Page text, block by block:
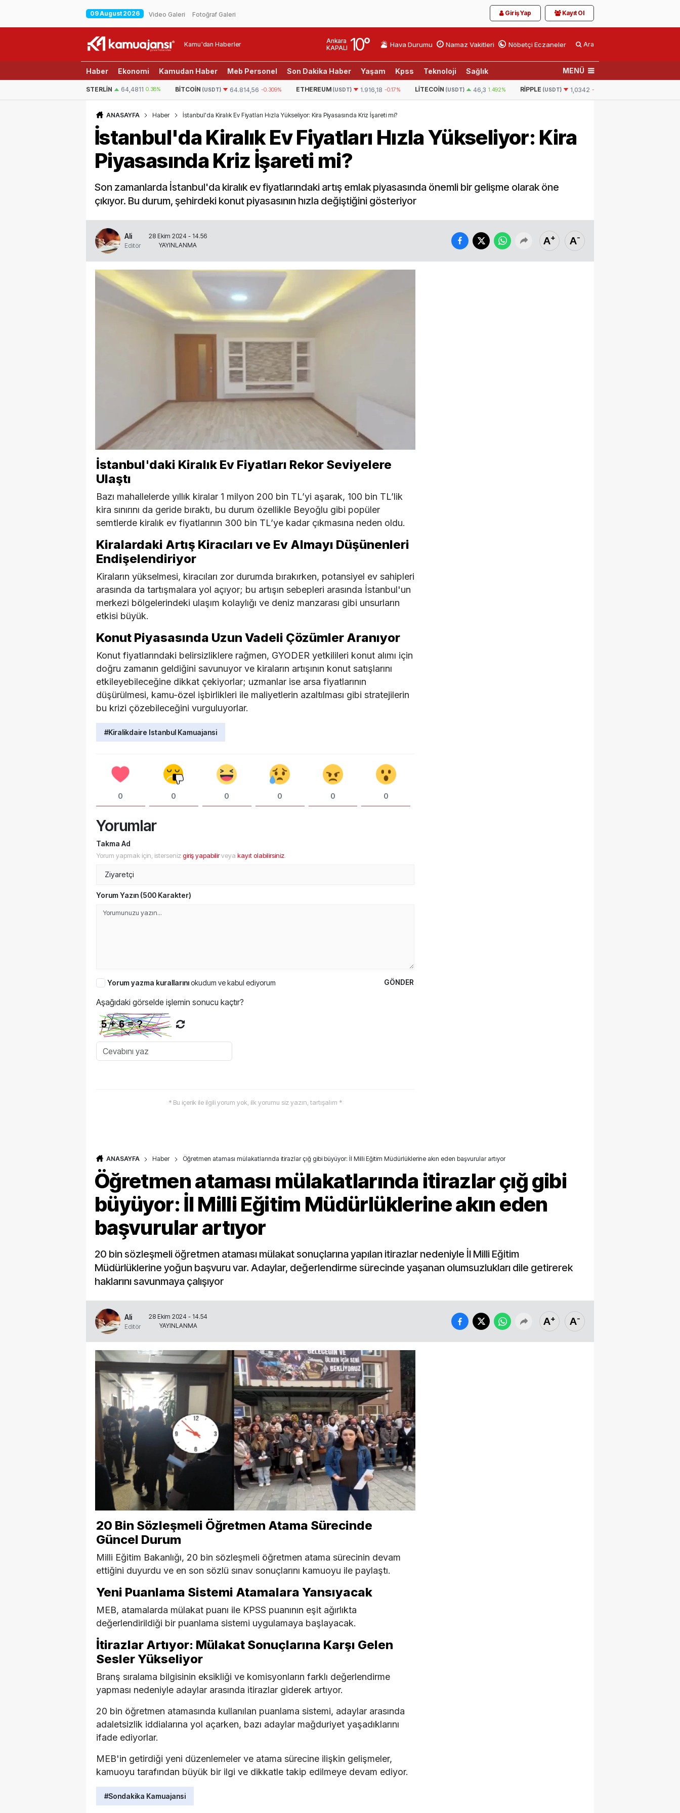
09 August 2026 Video Galeri Fotoğraf Galeri Giriş Yap Kayıt Ol
Kamu'dan Haberler
Ankara
KAPALI 10° Hava Durumu Namaz Vakitleri Nöbetçi Eczaneler Ara
Haber Ekonomi Kamudan Haber Meb Personel Son Dakika Haber Yaşam Kpss Teknoloji Sağlık MENÜ
BITCOIN (USDT) 64.814,56 -0.309% ETHEREUM(USDT) 1.916,18 -0.17% LITECOIN(USDT) 46,3 1.492% RIPPLE(USDT) 1,0342 -0.174% BNB(USDT) 601,5
ANASAYFA Haber İstanbul'da Kiralık Ev Fiyatları Hızla Yükseliyor: Kira Piyasasında Kriz İşareti mi?
İstanbul'da Kiralık Ev Fiyatları Hızla Yükseliyor: Kira
Piyasasında Kriz İşareti mi?
Son zamanlarda İstanbul'da kiralık ev fiyatlarındaki artış emlak piyasasında önemli bir gelişme olarak öne
çıkıyor. Bu durum, şehirdeki konut piyasasının hızla değiştiğini gösteriyor
Ali
Editör
28 Ekim 2024 - 14.56
YAYINLANMA
A+ A-
İstanbul'daki Kiralık Ev Fiyatları Rekor Seviyelere
Ulaştı
Bazı mahallelerde yıllık kiralar 1 milyon 200 bin TL’yi aşarak, 100 bin TL’lik
kira sınırını da geride bıraktı, bu durum özellikle Beyoğlu gibi popüler
semtlerde kiralık ev fiyatlarının 300 bin TL’ye kadar çıkmasına neden oldu.
Kiralardaki Artış Kiracıları ve Ev Almayı Düşünenleri
Endişelendiriyor
Kiraların yükselmesi, kiracıları zor durumda bırakırken, potansiyel ev sahipleri
arasında da tartışmalara yol açıyor; bu artışın sebepleri arasında İstanbul'un
merkezi bölgelerindeki ulaşım kolaylığı ve deniz manzarası gibi unsurların
etkisi büyük.
Konut Piyasasında Uzun Vadeli Çözümler Aranıyor
Konut fiyatlarındaki belirsizliklere rağmen, GYODER yetkilileri konut alımı için
doğru zamanın geldiğini savunuyor ve kiraların artışının konut satışlarını
etkileyebileceğine dikkat çekiyorlar; uzmanlar ise arsa fiyatlarının
düşürülmesi, kamu-özel işbirlikleri ile maliyetlerin azaltılması gibi stratejilerin
bu krizi çözebileceğini vurguluyorlar.
#Kiralikdaire Istanbul Kamuajansi
0 0 0 0 0 0
Yorumlar
Takma Ad
Yorum yapmak için, istersenizgiriş yapabilirveya kayıt olabilirsiniz.
Yorum Yazın (500 Karakter)
GÖNDER
Yorum yazma kurallarınıokudum ve kabul ediyorum
Aşağıdaki görselde işlemin sonucu kaçtır?
* Bu içerik ile ilgili yorum yok, ilk yorumu siz yazın, tartışalım *
ANASAYFA Haber Öğretmen ataması mülakatlarında itirazlar çığ gibi büyüyor: İl Milli Eğitim Müdürlüklerine akın eden başvurular artıyor
Öğretmen ataması mülakatlarında itirazlar çığ gibi
büyüyor: İl Milli Eğitim Müdürlüklerine akın eden
başvurular artıyor
20 bin sözleşmeli öğretmen ataması mülakat sonuçlarına yapılan itirazlar nedeniyle İl Milli Eğitim
Müdürlüklerine yoğun başvuru var. Adaylar, değerlendirme sürecinde yaşanan olumsuzlukları dile getirerek
haklarını savunmaya çalışıyor
Ali
Editör
28 Ekim 2024 - 14.54
YAYINLANMA
A+ A-
20 Bin Sözleşmeli Öğretmen Atama Sürecinde
Güncel Durum
Milli Eğitim Bakanlığı, 20 bin sözleşmeli öğretmen atama sürecinin devam
ettiğini duyurdu ve en son sözlü sınav sonuçlarını kamuoyu ile paylaştı.
Yeni Puanlama Sistemi Atamalara Yansıyacak
MEB, atamalarda mülakat puanı ile KPSS puanının eşit ağırlıkta
değerlendirildiği bir puanlama sistemi uygulamaya başlayacak.
İtirazlar Artıyor: Mülakat Sonuçlarına Karşı Gelen
Sesler Yükseliyor
Branş sıralama bilgisinin eksikliği ve komisyonların farklı değerlendirme
yapması nedeniyle adaylar arasında itirazlar giderek artıyor.
20 bin öğretmen atamasında kullanılan puanlama sistemi, adaylar arasında
adaletsizlik iddialarına yol açarken, bazı adaylar mağduriyet yaşadıklarını
ifade ediyorlar.
MEB'in getirdiği yeni düzenlemeler ve atama sürecine ilişkin gelişmeler,
kamuoyu tarafından büyük bir ilgi ve dikkatle takip edilmeye devam ediyor.
#Sondakika Kamuajansi